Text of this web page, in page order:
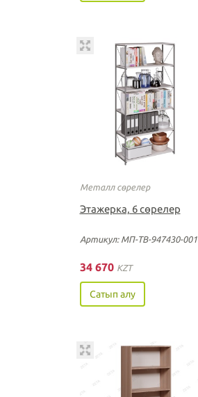
Металл сөрелер
Этажерка, 6 сөрелер
Артикул: МП-ТВ-947430-001
34 670 KZT
Сатып алу